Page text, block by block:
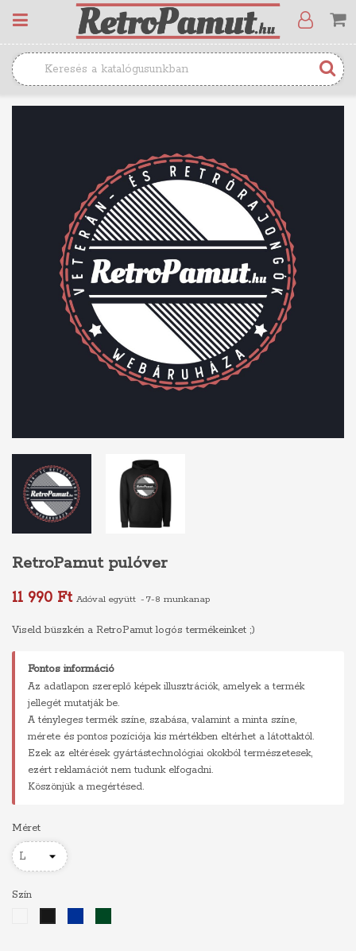
RetroPamut pulóver
11 990 Ft Adóval együtt 7-8 munkanap
Viseld büszkén a RetroPamut logós termékeinket ;)
Fontos információ
Az adatlapon szereplő képek illusztrációk, amelyek a termék
jellegét mutatják be.
A tényleges termék színe, szabása, valamint a minta színe,
mérete és pontos pozíciója kis mértékben eltérhet a látottaktól.
Ezek az eltérések gyártástechnológiai okokból természetesek,
ezért reklamációt nem tudunk elfogadni.
Köszönjük a megértésed.
Méret
Szín